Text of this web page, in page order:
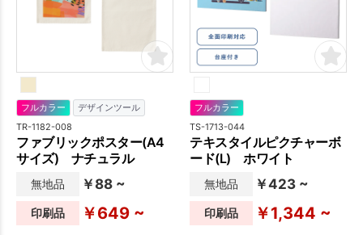
フルカラー デザインツール
TR-1182-008
ファブリックポスター(A4
サイズ) ナチュラル
無地品 ￥88 ~
印刷品 ￥649 ~
フルカラー
TS-1713-044
テキスタイルピクチャーボ
ード(L) ホワイト
無地品 ￥423 ~
印刷品 ￥1,344 ~